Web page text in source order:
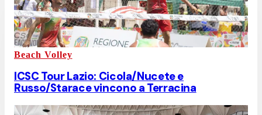
Beach Volley
ICSC Tour Lazio: Cicola/Nucete e
Russo/Starace vincono a Terracina